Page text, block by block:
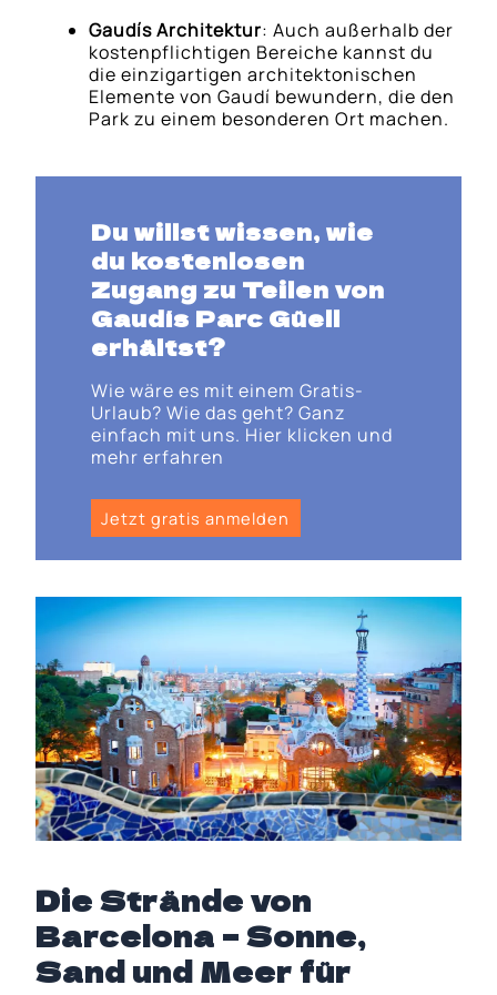
Gaudís Architektur: Auch außerhalb der
kostenpflichtigen Bereiche kannst du
die einzigartigen architektonischen
Elemente von Gaudí bewundern, die den
Park zu einem besonderen Ort machen.
Du willst wissen, wie
du kostenlosen
Zugang zu Teilen von
Gaudís Parc Güell
erhältst?
Wie wäre es mit einem Gratis-
Urlaub? Wie das geht? Ganz
einfach mit uns. Hier klicken und
mehr erfahren
Jetzt gratis anmelden
Die Strände von
Barcelona – Sonne,
Sand und Meer für